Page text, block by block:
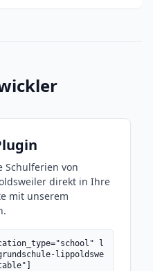
Schulferien von
direkt in Ihre
mit unserem
l
lippoldswe